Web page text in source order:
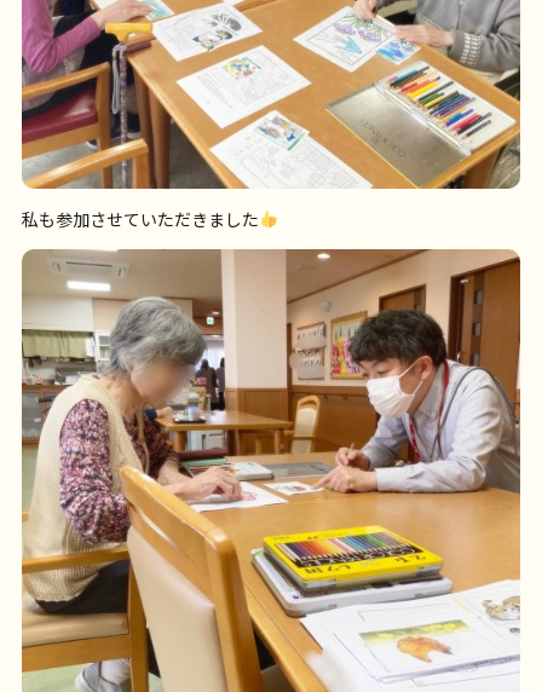
私も参加させていただきました